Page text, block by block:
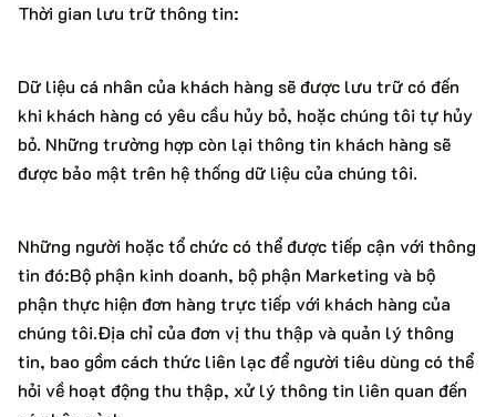
Thời gian lưu trữ thông tin:
Dữ liệu cá nhân của khách hàng sẽ được lưu trữ có đến
khi khách hàng có yêu cầu hủy bỏ, hoặc chúng tôi tự hủy
bỏ. Những trường hợp còn lại thông tin khách hàng sẽ
được bảo mật trên hệ thống dữ liệu của chúng tôi.
Những người hoặc tổ chức có thể được tiếp cận với thông
tin đó:Bộ phận kinh doanh, bộ phận Marketing và bộ
phận thực hiện đơn hàng trực tiếp với khách hàng của
chúng tôi.Địa chỉ của đơn vị thu thập và quản lý thông
tin, bao gồm cách thức liên lạc để người tiêu dùng có thể
hỏi về hoạt động thu thập, xử lý thông tin liên quan đến